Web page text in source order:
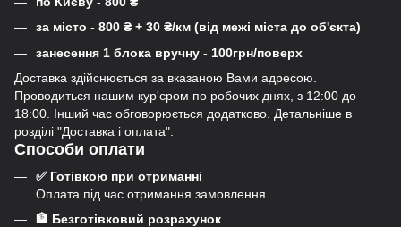
за місто - 800 ₴ + 30 ₴/км (від межі міста до об'єкта)
занесення 1 блока вручну - 100грн/поверх
Доставка здійснюється за вказаною Вами адресою.
Проводиться нашим кур'єром по робочих днях, з 12:00 до
18:00. Інший час обговорюється додатково. Детальніше в
розділі "Доставка і оплата".
Способи оплати
✅ Готівкою при отриманні
Оплата під час отримання замовлення.
🏦 Безготівковий розрахунок